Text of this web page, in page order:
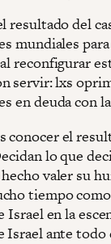
resultado del
mundiales
reconfigurar
servir: lxs
en deuda con
conocer el
lo que
hecho valer su
tiempo
en la
Israel ante todo